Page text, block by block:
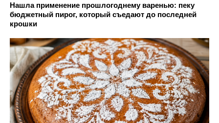
Нашла применение прошлогоднему варенью: пеку
бюджетный пирог, который съедают до последней
крошки